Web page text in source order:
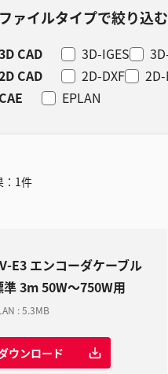
ファイルタイプで絞り込む
CAD 3D-IGES
CAD
2D-DXF
2D-
CAE
EPLAN
1件
E3 エンコーダケーブル
準 3m 50W～750W用
:5.3MB
ウンロード